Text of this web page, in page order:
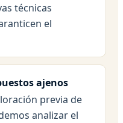
técnicas
el
ajenos
previa de
analizar el